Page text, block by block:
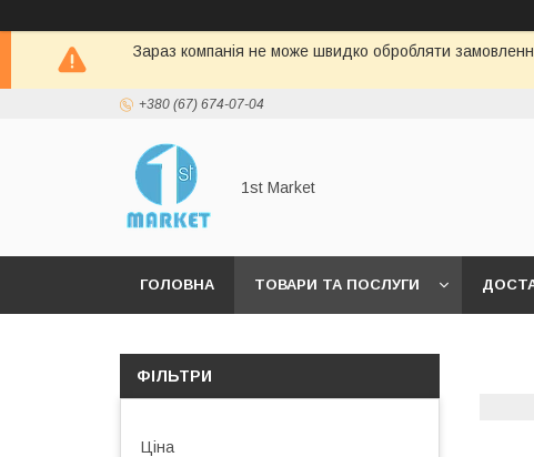
Зараз компанія не може швидко обробляти
+380 (67) 674-07-04
1st Market
ГОЛОВНА ТОВАРИ ТА ПОСЛУГИ
ФІЛЬТРИ
Ціна